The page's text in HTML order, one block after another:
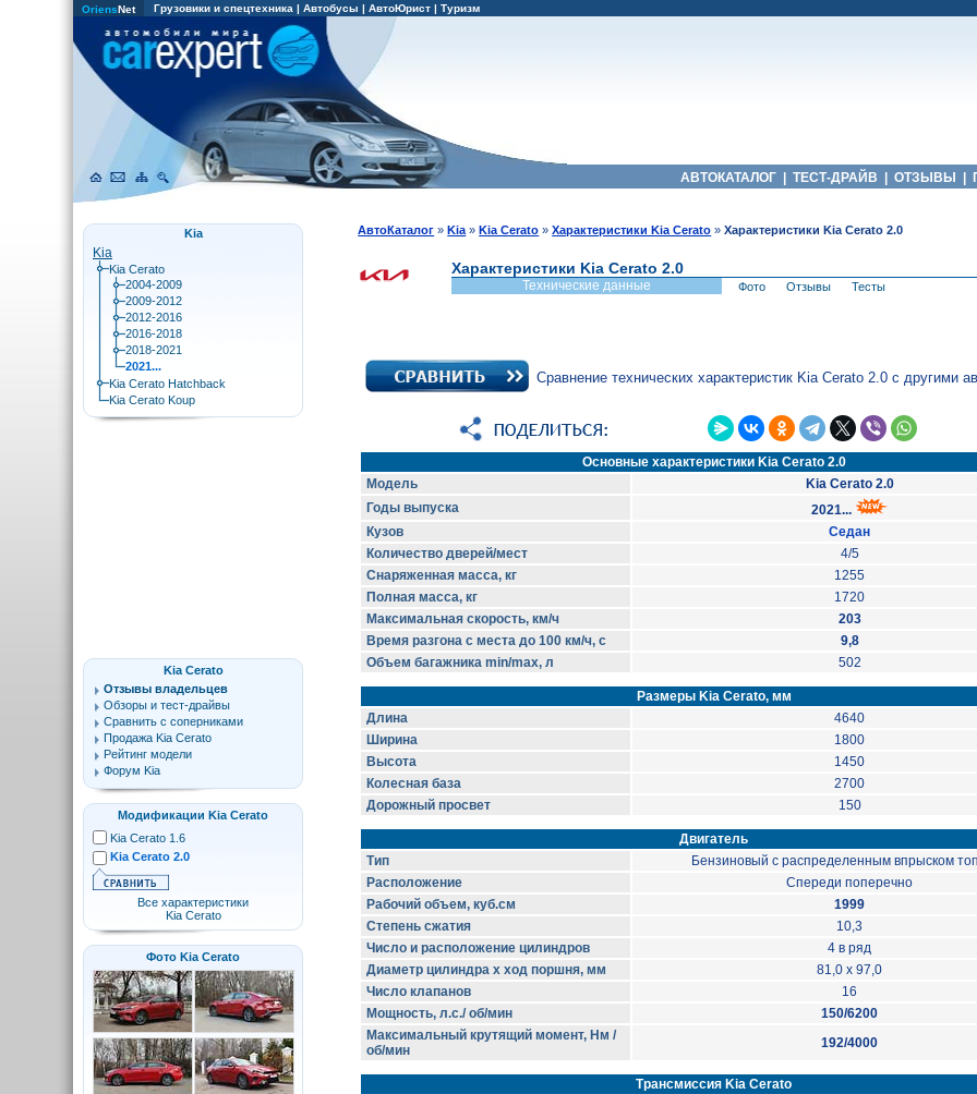
OriensNet Грузовики и спецтехника | Автобусы | АвтоЮрист | Туризм
АВТОКАТАЛОГ ТЕСТ-ДРАЙВ ОТЗЫВЫ
АвтоКаталог »Kia »Kia Cerato »Характеристики Kia Cerato »Характеристики Kia Cerato 2.0
Характеристики Kia Cerato 2.0
Технические данные Фото Отзывы Тесты
Сравнение технических характеристик Kia Cerato 2.0 с другими
Основные характеристики Kia Cerato 2.0
Модель
Kia Cerato 2.0
Годы выпуска
2021...
Кузов
Седан
Количество дверей/мест
4/5
Снаряженная масса, кг
1255
Полная масса, кг
1720
Максимальная скорость, км/ч
203
Время разгона с места до 100 км/ч, с
9,8
Объем багажника min/max, л
502
Размеры Kia Cerato, мм
Длина
4640
Ширина
1800
Высота
1450
Колесная база
2700
Дорожный просвет
150
Двигатель
Тип
Бензиновый с распределенным впрыском
Расположение
Спереди поперечно
Рабочий объем, куб.см
1999
Степень сжатия
10,3
Число и расположение цилиндров
4 в ряд
Диаметр цилиндра х ход поршня, мм
81,0 x 97,0
Число клапанов
16
Мощность, л.с./ об/мин
150/6200
Максимальный крутящий момент, Нм /
об/мин
192/4000
Трансмиссия Kia Cerato
Kia
Kia
Kia Cerato
2004-2009
2009-2012
2012-2016
2016-2018
2018-2021
2021...
Kia Cerato Hatchback
Kia Cerato Koup
Kia Cerato
Отзывы владельцев
Обзоры и тест-драйвы
Сравнить с соперниками
Продажа Kia Cerato
Рейтинг модели
Форум Kia
Модификации Kia Cerato
Kia Cerato 1.6
Kia Cerato 2.0
Все характеристики
Kia Cerato
Фото Kia Cerato